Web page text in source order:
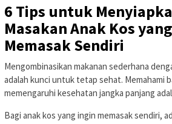
6 Tips untuk
Masakan Anak Kos
Memasak Sendiri
Mengombinasikan makanan sederhana
adalah kunci untuk tetap sehat. Memahami
memengaruhi kesehatan jangka panjang
Bagi anak kos yang ingin memasak sendiri,